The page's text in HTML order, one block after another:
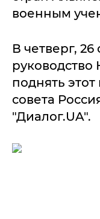
военным
В четверг, 26
поднять
совета
"Диалог.UA".